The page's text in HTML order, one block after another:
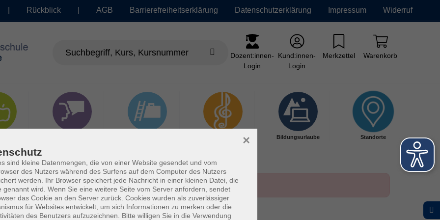
Rückblick AGB Barrierefreiheitserklärung Datenschutzerklärung Impressum Widerruf
Dozent:innen-
Login
Kund:innen-
Login
Merkzettel Warenkorb
Bildungsurlaube Standorte
sind kleine Datenmengen, die von einer Website gesendet und vom
des Nutzers während des Surfens auf dem Computer des Nutzers
werden. Ihr Browser speichert jede Nachricht in einer kleinen Datei, die
genannt wird. Wenn Sie eine weitere Seite vom Server anfordern, sendet
das Cookie an den Server zurück. Cookies wurden als zuverlässiger
für Websites entwickelt, um sich Informationen zu merken oder die
des Benutzers aufzuzeichnen. Bitte willigen Sie in die Verwendung
×